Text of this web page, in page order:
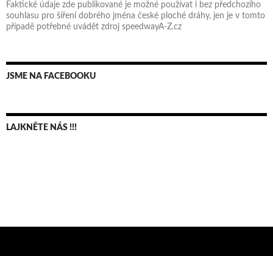
Faktické údaje zde publikované je možné používat i bez předchozího
souhlasu pro šíření dobrého jména české ploché dráhy, jen je v tomto
případě potřebné uvádět zdroj speedwayA-Z.cz
JSME NA FACEBOOKU
LAJKNĚTE NÁS !!!